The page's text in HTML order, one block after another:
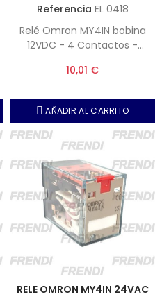
Referencia EL 0418
Relé Omron MY4IN bobina
12VDC - 4 Contactos -
prueba o test.
10,01 €
AÑADIR AL CARRITO
RELE OMRON MY4IN 24VAC